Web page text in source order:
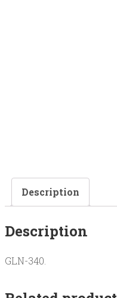
Description
Description
GLN-340.